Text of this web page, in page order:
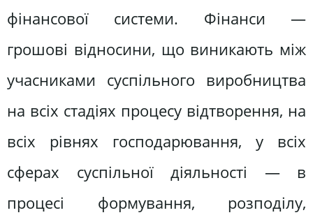
фінансової системи. Фінанси —
грошові відносини, що виникають між
учасниками суспільного виробництва
на всіх стадіях процесу відтворення, на
всіх рівнях господарювання, у всіх
сферах суспільної діяльності — в
процесі формування, розподілу,